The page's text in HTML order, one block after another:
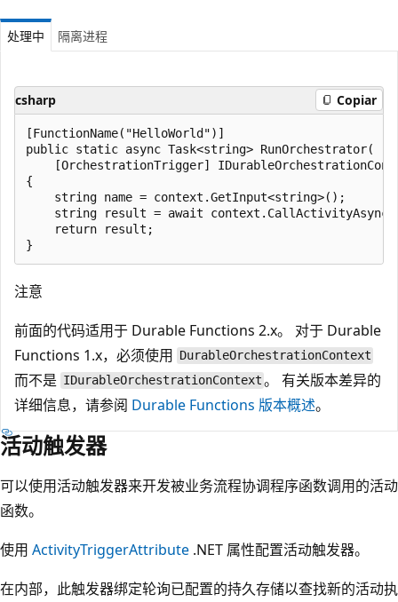
处理中 隔离进程
csharp Copiar
[FunctionName("HelloWorld")]
public static async Task<string> RunOrchestrator(
[OrchestrationTrigger]
{
    string name = context.GetInput<string>();
string result = await
    return result;
注意
前面的代码适用于 Durable Functions 2.x。 对于 Durable
Functions 1.x，必须使用 DurableOrchestrationContext
而不是 IDurableOrchestrationContext 。 有关版本差异的
详细信息，请参阅 Durable Functions 版本概述。
活动触发器
可以使用活动触发器来开发被业务流程协调程序函数调用的活动
函数。
使用 ActivityTriggerAttribute .NET 属性配置活动触发器。
在内部，此触发器绑定轮询已配置的持久存储以查找新的活动执